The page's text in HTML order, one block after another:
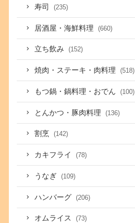
寿司 (235)
居酒屋・海鮮料理 (660)
立ち飲み (152)
焼肉・ステーキ・肉料理 (518)
もつ鍋・鍋料理・おでん (100)
とんかつ・豚肉料理 (136)
割烹 (142)
カキフライ (78)
うなぎ (109)
ハンバーグ (206)
オムライス (73)